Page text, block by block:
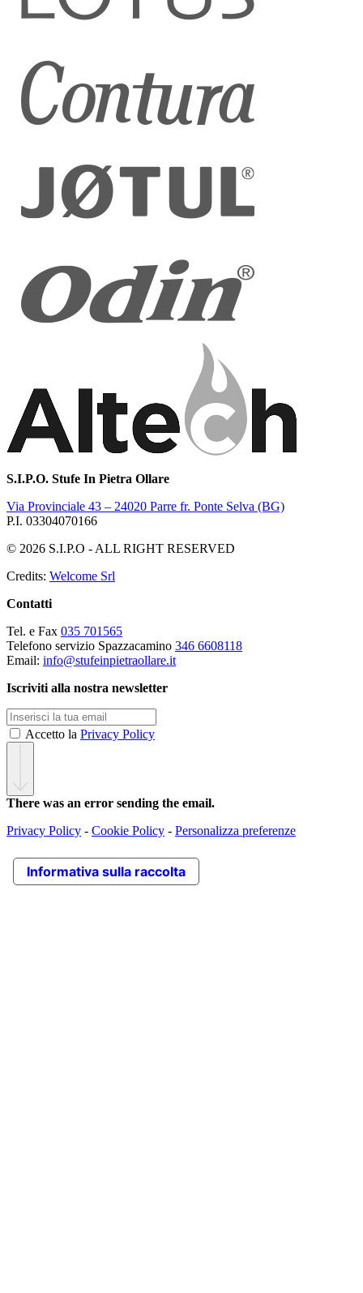
S.I.P.O. Stufe In Pietra Ollare
Via Provinciale 43 – 24020 Parre fr. Ponte Selva (BG)
P.I. 03304070166
© 2026 S.I.P.O - ALL RIGHT RESERVED
Credits: Welcome Srl
Contatti
Tel. e Fax 035 701565
Telefono servizio Spazzacamino 346 6608118
Email: info@stufeinpietraollare.it
Iscriviti alla nostra newsletter
Accetto la Privacy Policy
There was an error sending the email.
Privacy Policy - Cookie Policy - Personalizza preferenze
Informativa sulla raccolta